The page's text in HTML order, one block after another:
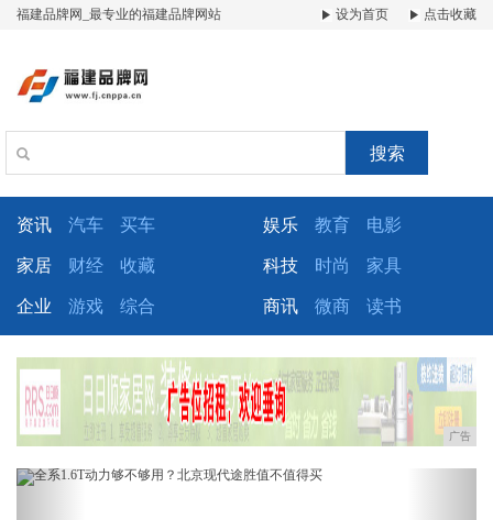
福建品牌网_最专业的福建品牌网站 设为首页 点击收藏
搜索
资讯 汽车 买车 娱乐 教育 电影
家居 财经 收藏 科技 时尚 家具
企业 游戏 综合 商讯 微商 读书
广告
Previous